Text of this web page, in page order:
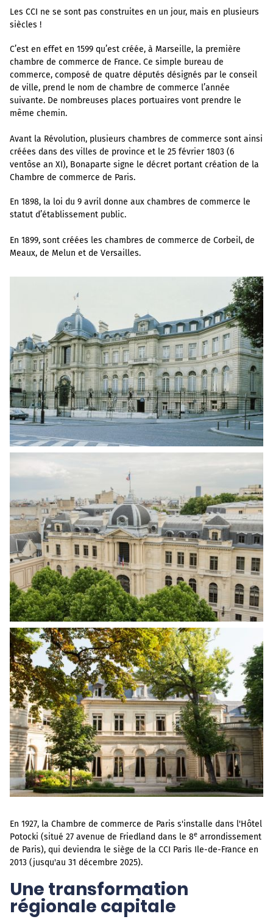
Les CCI ne se sont pas construites en un jour, mais en plusieurs
siècles !
C’est en effet en 1599 qu’est créée, à Marseille, la première
chambre de commerce de France. Ce simple bureau de
commerce, composé de quatre députés désignés par le conseil
de ville, prend le nom de chambre de commerce l’année
suivante. De nombreuses places portuaires vont prendre le
même chemin.
Avant la Révolution, plusieurs chambres de commerce sont ainsi
créées dans des villes de province et le 25 février 1803 (6
ventôse an XI), Bonaparte signe le décret portant création de la
Chambre de commerce de Paris.
En 1898, la loi du 9 avril donne aux chambres de commerce le
statut d’établissement public.
En 1899, sont créées les chambres de commerce de Corbeil, de
Meaux, de Melun et de Versailles.
En 1927, la Chambre de commerce de Paris s'installe dans l'Hôtel
Potocki (situé 27 avenue de Friedland dans le 8e arrondissement
de Paris), qui deviendra le siège de la CCI Paris Ile-de-France en
2013 (jusqu'au 31 décembre 2025).
Une transformation
régionale capitale